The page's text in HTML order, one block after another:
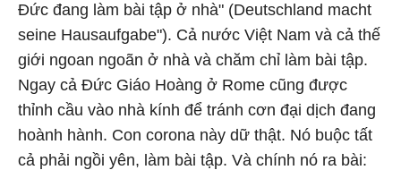
Đức đang làm bài tập ở nhà" (Deutschland macht
seine Hausaufgabe"). Cả nước Việt Nam và cả thế
giới ngoan ngoãn ở nhà và chăm chỉ làm bài tập.
Ngay cả Đức Giáo Hoàng ở Rome cũng được
thỉnh cầu vào nhà kính để tránh cơn đại dịch đang
hoành hành. Con corona này dữ thật. Nó buộc tất
cả phải ngồi yên, làm bài tập. Và chính nó ra bài: